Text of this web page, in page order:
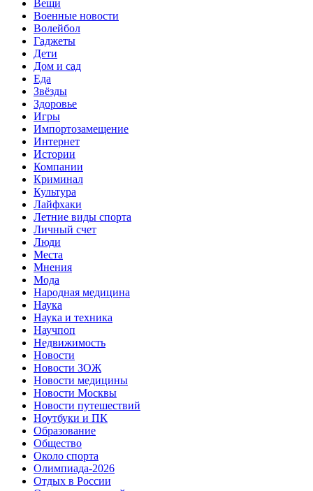
Вещи
Военные новости
Волейбол
Гаджеты
Дети
Дом и сад
Еда
Звёзды
Здоровье
Игры
Импортозамещение
Интернет
Истории
Компании
Криминал
Культура
Лайфхаки
Летние виды спорта
Личный счет
Люди
Места
Мнения
Мода
Народная медицина
Наука
Наука и техника
Научпоп
Недвижимость
Новости
Новости ЗОЖ
Новости медицины
Новости Москвы
Новости путешествий
Ноутбуки и ПК
Образование
Общество
Около спорта
Олимпиада-2026
Отдых в России